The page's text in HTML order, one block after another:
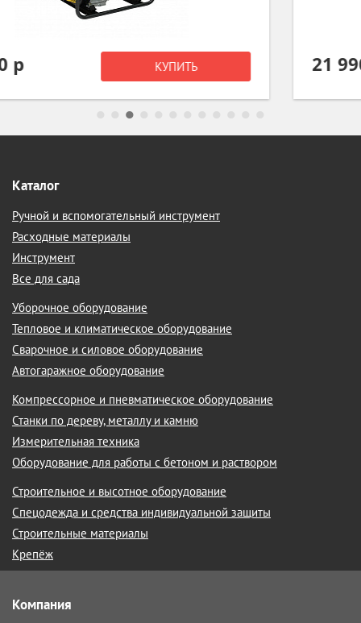
Каталог
Ручной и вспомогательный инструмент
Расходные материалы
Инструмент
Все для сада
Уборочное оборудование
Тепловое и климатическое оборудование
Сварочное и силовое оборудование
Автогаражное оборудование
Компрессорное и пневматическое оборудование
Станки по дереву, металлу и камню
Измерительная техника
Оборудование для работы с бетоном и раствором
Строительное и высотное оборудование
Спецодежда и средства индивидуальной защиты
Строительные материалы
Крепёж
Компания